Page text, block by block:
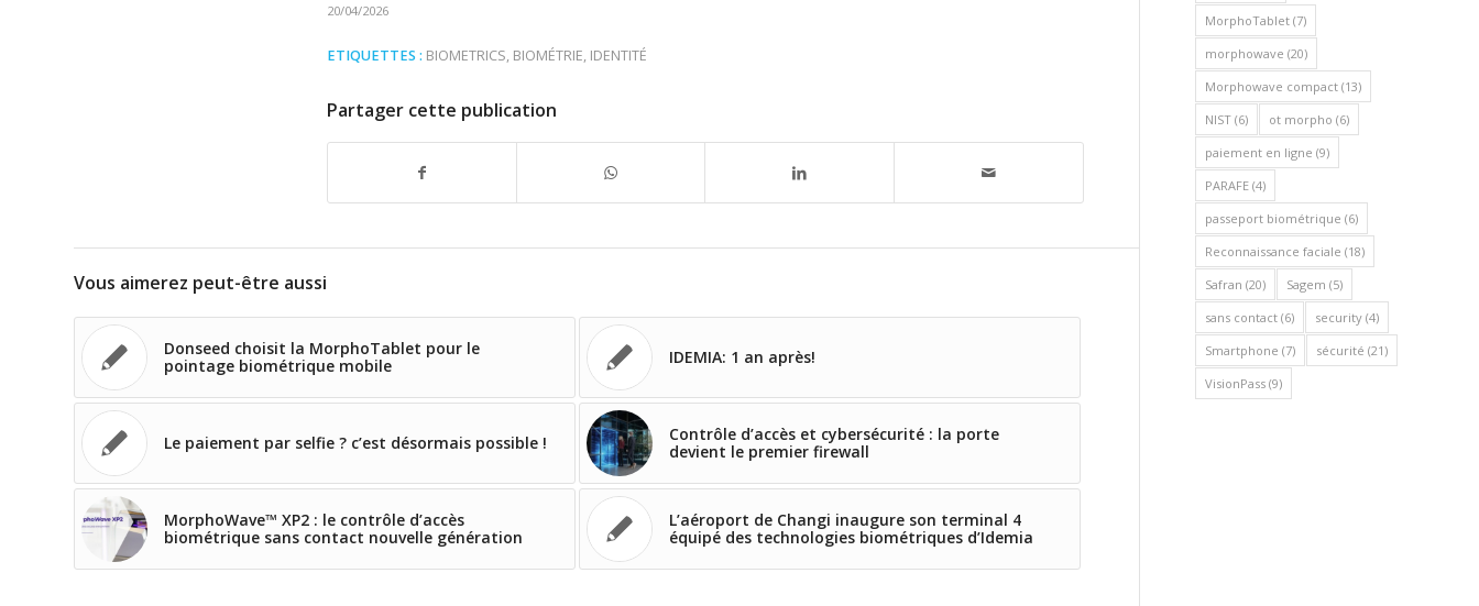
20/04/2026
ETIQUETTES : BIOMETRICS, BIOMÉTRIE, IDENTITÉ
Partager cette publication
Vous aimerez peut-être aussi
Donseed choisit la MorphoTablet pour le
pointage biométrique mobile
IDEMIA: 1 an après!
Le paiement par selfie ? c’est désormais possible !
Contrôle d’accès et cybersécurité : la porte
devient le premier firewall
MorphoWave™ XP2 : le contrôle d’accès
biométrique sans contact nouvelle génération
L’aéroport de Changi inaugure son terminal 4
équipé des technologies biométriques d’Idemia
MorphoTablet (7)
morphowave (20)
Morphowave compact (13)
NIST (6) ot morpho (6)
paiement en ligne (9)
PARAFE (4)
passeport biométrique (6)
Reconnaissance faciale (18)
Safran (20) Sagem (5)
sans contact (6) security (4)
Smartphone (7) sécurité (21)
VisionPass (9)